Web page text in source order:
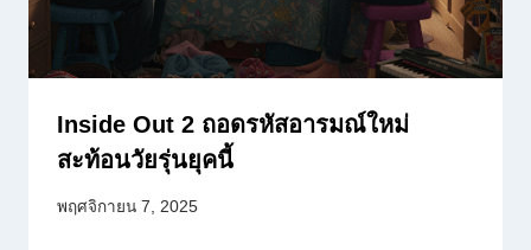
Inside Out 2 ถอดรหัสอารมณ์ใหม่
สะท้อนวัยรุ่นยุคนี้
พฤศจิกายน 7, 2025